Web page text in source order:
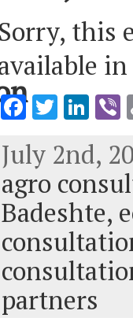
Sorry, this
in
F
e
b
o
o
k
T
it
te
r
Li
k
e
dI
n
July 2nd,
agro
Badeshte,
partners